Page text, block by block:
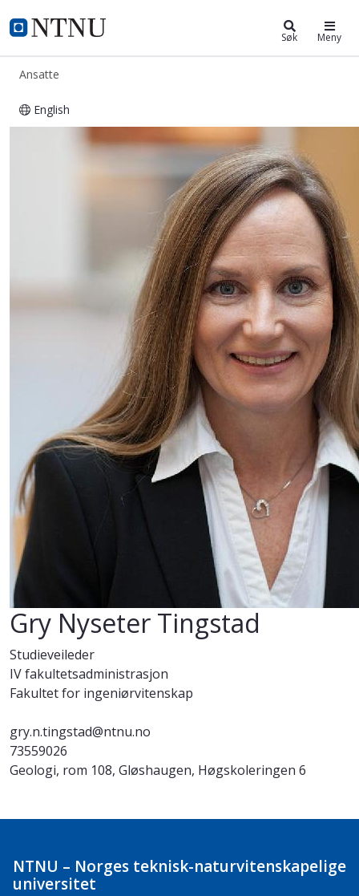
NTNU Hjemmeside
ntnu.no Søk Meny
Ansatte
English
Gry Nyseter Tingstad
Gry Nyseter Tingstad
Studieveileder
IV fakultetsadministrasjon
Fakultet for ingeniørvitenskap
gry.n.tingstad@ntnu.no
73559026
Geologi, rom 108, Gløshaugen, Høgskoleringen 6
NTNU – Norges teknisk-naturvitenskapelige
universitet